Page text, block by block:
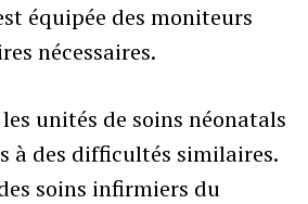
équipée des moniteurs
nécessaires.
unités de soins néonatals
à des difficultés similaires.
soins infirmiers du